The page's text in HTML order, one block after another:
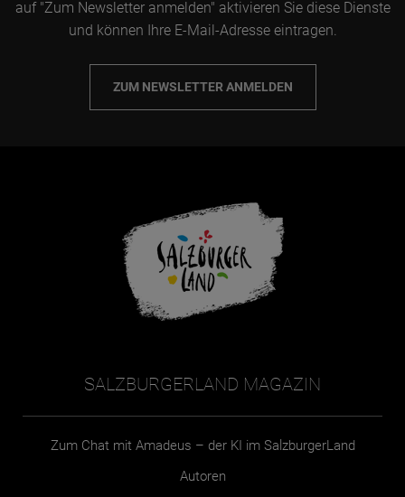
auf "Zum Newsletter anmelden" aktivieren Sie diese Dienste
und können Ihre E-Mail-Adresse eintragen.
ZUM NEWSLETTER ANMELDEN
SALZBURGERLAND MAGAZIN
Zum Chat mit Amadeus – der KI im SalzburgerLand
Autoren